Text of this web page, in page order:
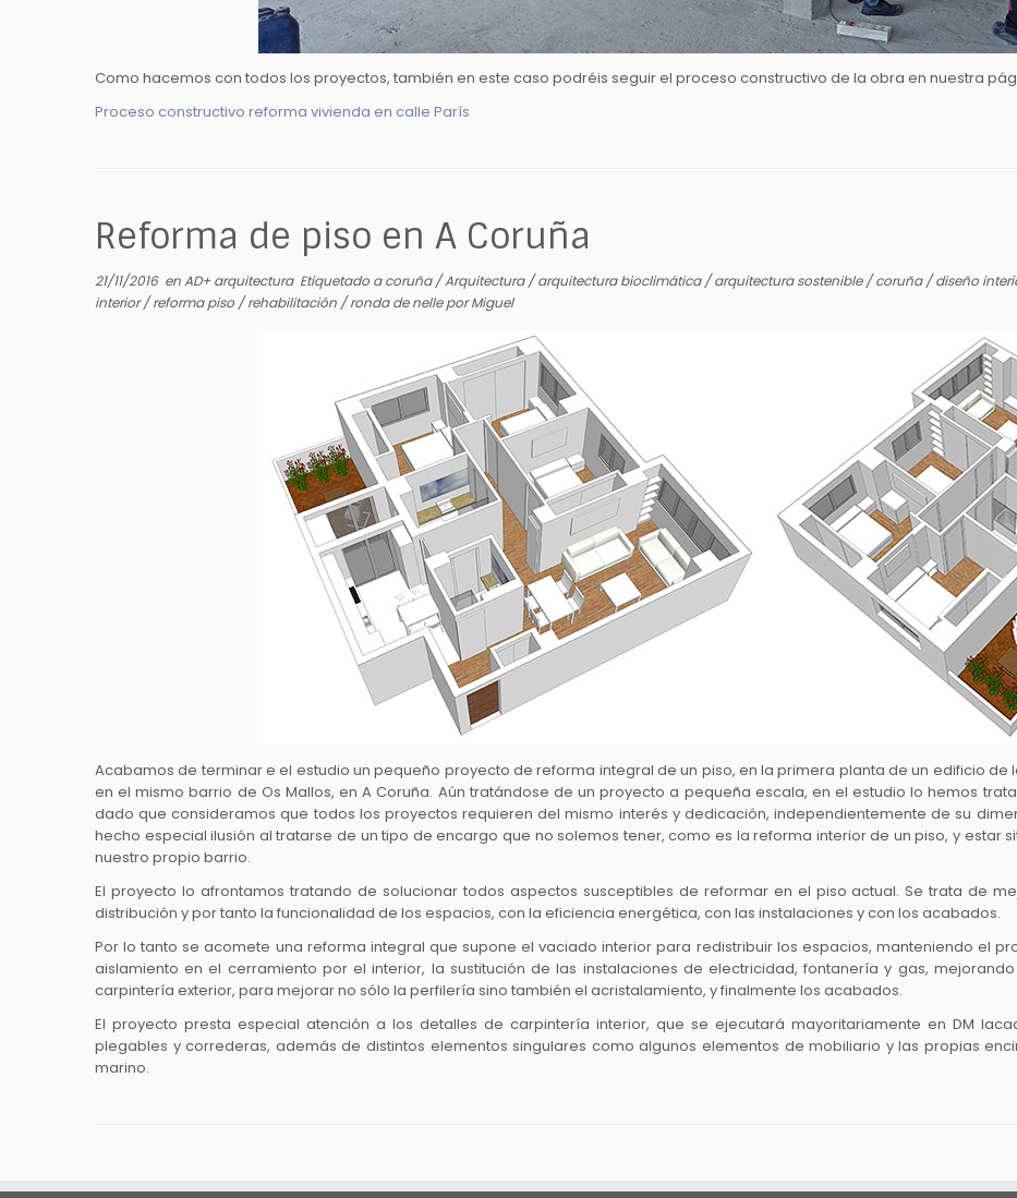
Como hacemos con todos los proyectos, también en este caso podréis seguir el proceso constructivo de la obra en nuestra
Proceso constructivo reforma vivienda en calle París
Reforma de piso en A Coruña
21/11/2016enAD+ arquitectura Etiquetado a coruña/Arquitectura/arquitectura bioclimática/arquitectura sostenible/coruña/diseño
interior/reforma piso /rehabilitación /ronda de nelleporMiguel
Acabamos de terminar e el estudio un pequeño proyecto de reforma integral de un piso, en la primera planta de un edificio de
en el mismo barrio de Os Mallos, en A Coruña. Aún tratándose de un proyecto a pequeña escala, en el estudio lo hemos
dado que consideramos que todos los proyectos requieren del mismo interés y dedicación, independientemente de su
hecho especial ilusión al tratarse de un tipo de encargo que no solemos tener, como es la reforma interior de un piso, y estar
nuestro propio barrio.
El proyecto lo afrontamos tratando de solucionar todos aspectos susceptibles de reformar en el piso actual. Se trata de
distribución y por tanto la funcionalidad de los espacios, con la eficiencia energética, con las instalaciones y con los acabados.
Por lo tanto se acomete una reforma integral que supone el vaciado interior para redistribuir los espacios, manteniendo el
aislamiento en el cerramiento por el interior, la sustitución de las instalaciones de electricidad, fontanería y gas,
carpintería exterior, para mejorar no sólo la perfilería sino también el acristalamiento, y finalmente los acabados.
El proyecto presta especial atención a los detalles de carpintería interior, que se ejecutará mayoritariamente en DM
plegables y correderas, además de distintos elementos singulares como algunos elementos de mobiliario y las propias
marino.